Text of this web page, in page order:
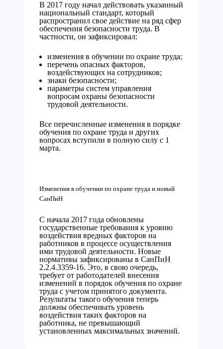
В 2017 году начал действовать указанный
национальный стандарт, который
распространил свое действие на ряд сфер
обеспечения безопасности труда. В
частности, он зафиксировал:
изменения в обучении по охране труда;
перечень опасных факторов,
воздействующих на сотрудников;
знаки безопасности;
параметры систем управления
вопросам охраны безопасности
трудовой деятельности.
Все перечисленные изменения в порядке
обучения по охране труда и других
вопросах вступили в полную силу с 1
марта.
Изменения в обучении по охране труда и новый
СанПиН
С начала 2017 года обновлены
государственные требования к уровню
воздействия вредных факторов на
работников в процессе осуществления
ими трудовой деятельности. Новые
нормативы зафиксированы в СанПиН
2.2.4.3359-16. Это, в свою очередь,
требует от работодателей внесения
изменений в порядок обучения по охране
труда с учетом принятого документа.
Результаты такого обучения теперь
должны обеспечивать уровень
воздействия таких факторов на
работника, не превышающий
установленных максимальных значений.